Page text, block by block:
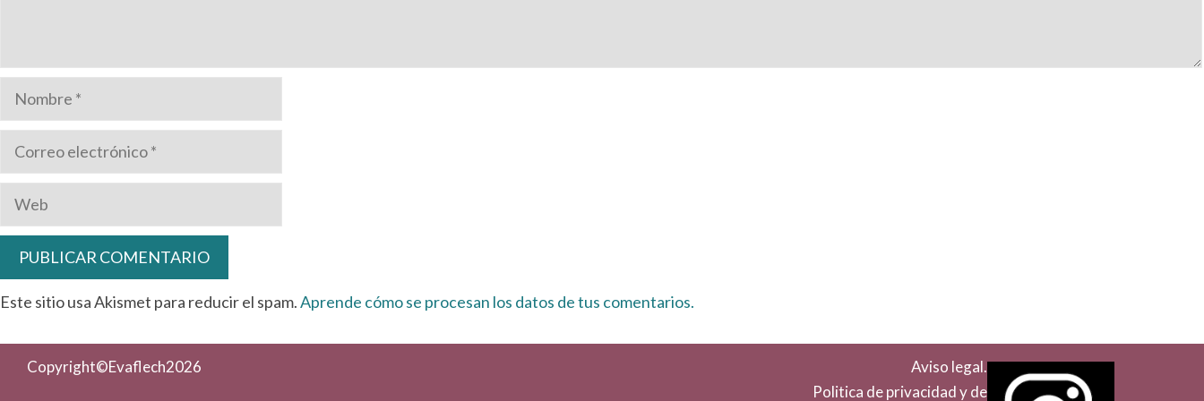
Nombre
Correo
electrónico
Web
Este sitio usa Akismet para reducir el spam.Aprende cómo se procesan los datos de tus comentarios.
Aviso legal.
Politica de privacidad y de
Copyright©Evaflech2026